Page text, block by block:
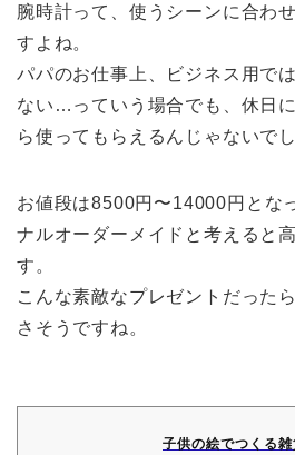
腕時計って、使うシーンに合わ
すよね。
パパのお仕事上、ビジネス用で
ない…っていう場合でも、休日
ら使ってもらえるんじゃないでし
お値段は8500円〜14000円 とな
ナルオーダーメイドと考えると
す。
こんな素敵なプレゼントだった
さそうですね。
子供の絵でつくる